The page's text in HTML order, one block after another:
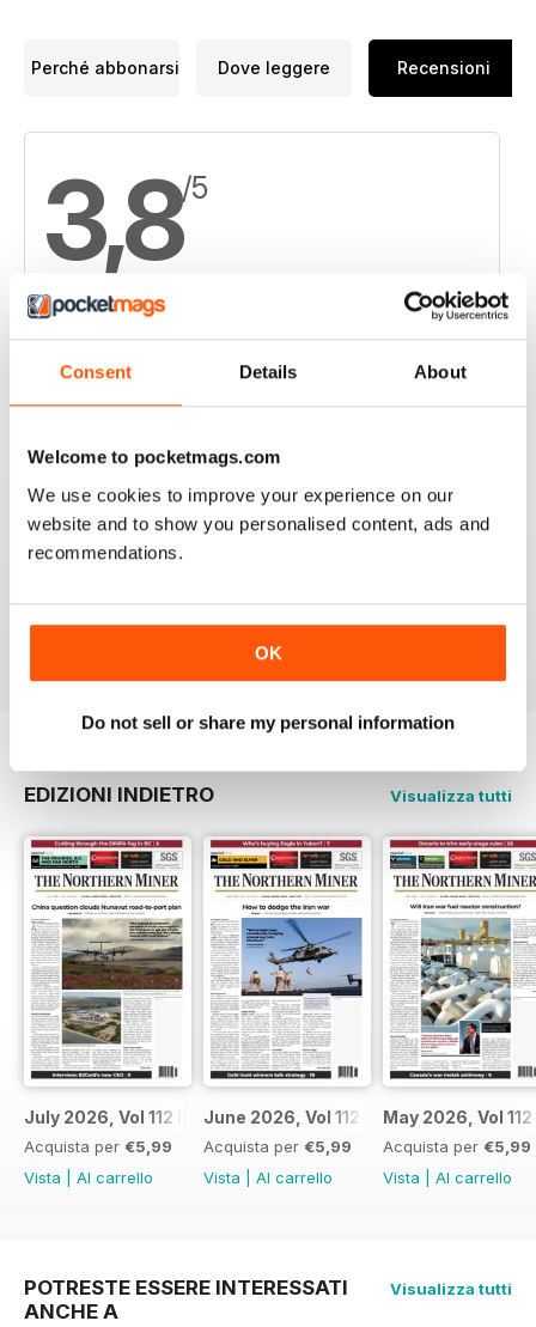
Consent Details About
Welcome to pocketmags.com
We use cookies to improve your experience on our
website and to show you personalised content, ads and
recommendations.
OK
Do not sell or share my personal information
Perché abbonarsi Dove leggere Recensioni
3,8/5
Basato su 4 Recensioni dei clienti
3
2 0
VISUALIZZA LE RECENSIONI
EDIZIONI INDIETRO Visualizza tutti
July 2026, Vol 112 Issue 7
Acquista per €5,99
Vista
Al carrello
June 2026, Vol 112 Issue 6
Acquista per €5,99
Vista
Al carrello
May 2026, Vol
Acquista per €5,99
Vista
Al carrello
POTRESTE ESSERE INTERESSATI
ANCHE A
Visualizza tutti